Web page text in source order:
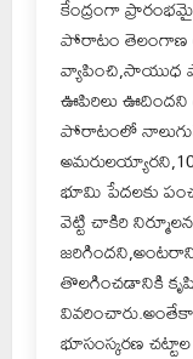
కేంద్రంగా
పోరాటం
ఊపిరిలు ఊదిందని
పోరాటంలో
భూమి పేదలకు
వెట్టి చాకిరి నిర్మూలన
తొలగించడానికి
భూసంస్కరణ